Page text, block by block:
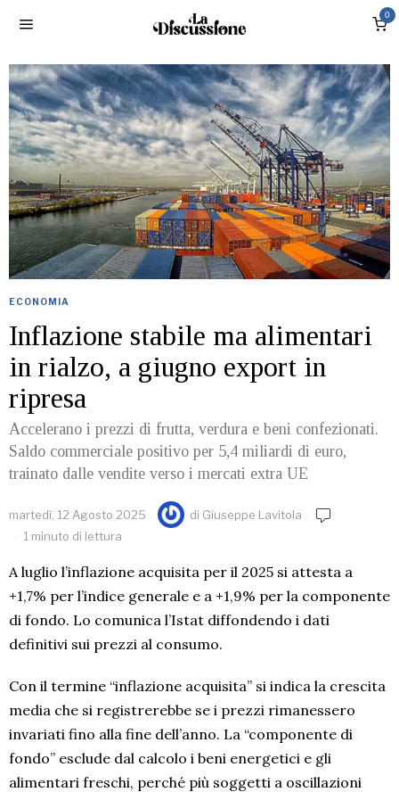
0
ECONOMIA
Inflazione stabile ma alimentari
in rialzo, a giugno export in
ripresa
Accelerano i prezzi di frutta, verdura e beni confezionati.
Saldo commerciale positivo per 5,4 miliardi di euro,
trainato dalle vendite verso i mercati extra UE
martedì, 12 Agosto 2025 di Giuseppe Lavitola
1 minuto di lettura
A luglio l’inflazione acquisita per il 2025 si attesta a
+1,7% per l’indice generale e a +1,9% per la componente
di fondo. Lo comunica l’Istat diffondendo i dati
definitivi sui prezzi al consumo.
Con il termine “inflazione acquisita” si indica la crescita
media che si registrerebbe se i prezzi rimanessero
invariati fino alla fine dell’anno. La “componente di
fondo” esclude dal calcolo i beni energetici e gli
alimentari freschi, perché più soggetti a oscillazioni